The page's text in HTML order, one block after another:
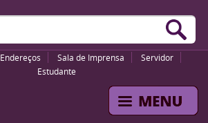
Endereços Sala de Imprensa
Servidor
Estudante